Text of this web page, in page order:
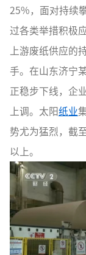
25%，面对持续
过各类举措积极应
上游废纸供应的
手。在山东济宁
正稳步下线，企
上调。太阳纸业
势尤为猛烈，截
以上。